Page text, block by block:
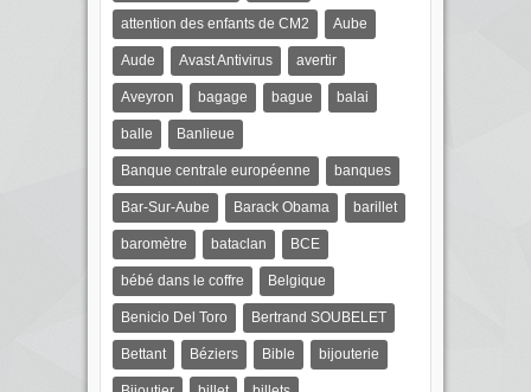
attention des enfants de CM2 Aube
Aude Avast Antivirus avertir
Aveyron bagage bague balai
balle Banlieue
Banque centrale européenne banques
Bar-Sur-Aube Barack Obama barillet
baromètre bataclan BCE
bébé dans le coffre Belgique
Benicio Del Toro Bertrand SOUBELET
Bettant Béziers Bible bijouterie